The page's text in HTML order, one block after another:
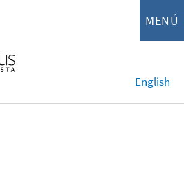
MENÚ
English